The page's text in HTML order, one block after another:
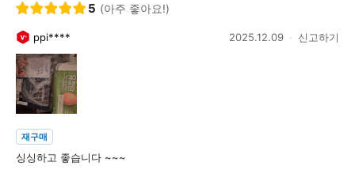
5 (아주 좋아요!)
ppi**** 2025.12.09 신고하기
재구매
싱싱하고 좋습니다 ~~~